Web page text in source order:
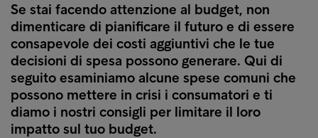
Se stai facendo attenzione al budget, non
dimenticare di pianificare il futuro e di essere
consapevole dei costi aggiuntivi che le tue
decisioni di spesa possono generare. Qui di
seguito esaminiamo alcune spese comuni che
possono mettere in crisi i consumatori e ti
diamo i nostri consigli per limitare il loro
impatto sul tuo budget.